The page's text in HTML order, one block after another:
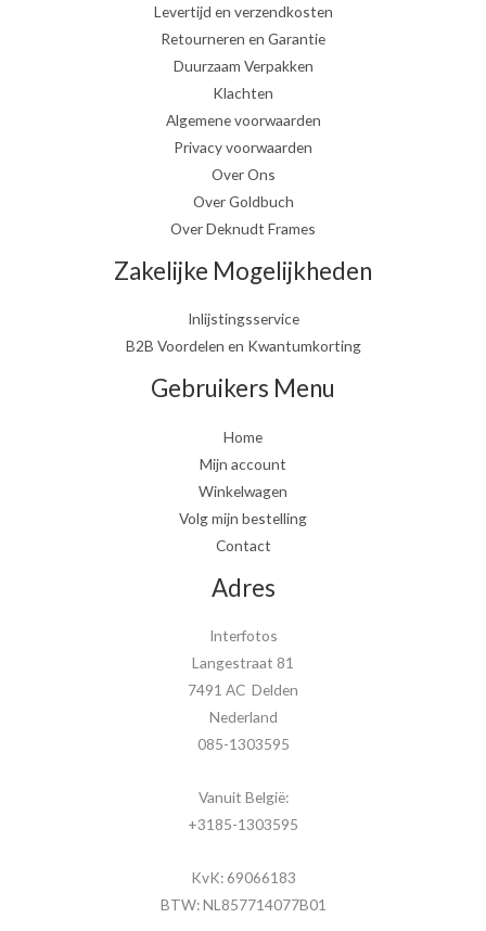
Levertijd en verzendkosten
Retourneren en Garantie
Duurzaam Verpakken
Klachten
Algemene voorwaarden
Privacy voorwaarden
Over Ons
Over Goldbuch
Over Deknudt Frames
Zakelijke Mogelijkheden
Inlijstingsservice
B2B Voordelen en Kwantumkorting
Gebruikers Menu
Home
Mijn account
Winkelwagen
Volg mijn bestelling
Contact
Adres
Interfotos
Langestraat 81
7491 AC Delden
Nederland
085-1303595
Vanuit België:
+3185-1303595
KvK: 69066183
BTW: NL857714077B01